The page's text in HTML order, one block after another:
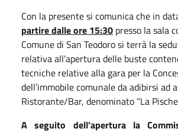
Con la presente si comunica che in
partire dalle ore 15:30 presso la sala
Comune di San Teodoro si terrà la
relativa all’apertura delle buste
tecniche relative alla gara per la
dell’immobile comunale da adibirsi ad
Ristorante/Bar, denominato “La
A seguito dell’apertura la